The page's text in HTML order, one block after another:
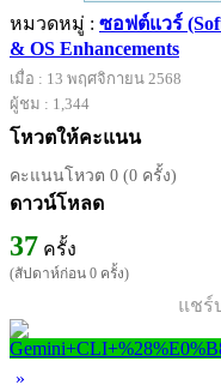
หมวดหมู่ : ซอฟต์แวร์
& OS Enhancements
เมื่อ : 13 พฤศจิกายน 2568
ผู้ชม : 1,344
โหวตให้คะแนน
คะแนนโหวต 0 (0 ครั้ง)
ดาวน์โหลด
37 ครั้ง
(สัปดาห์ก่อน 0 ครั้ง)
แชร์
»